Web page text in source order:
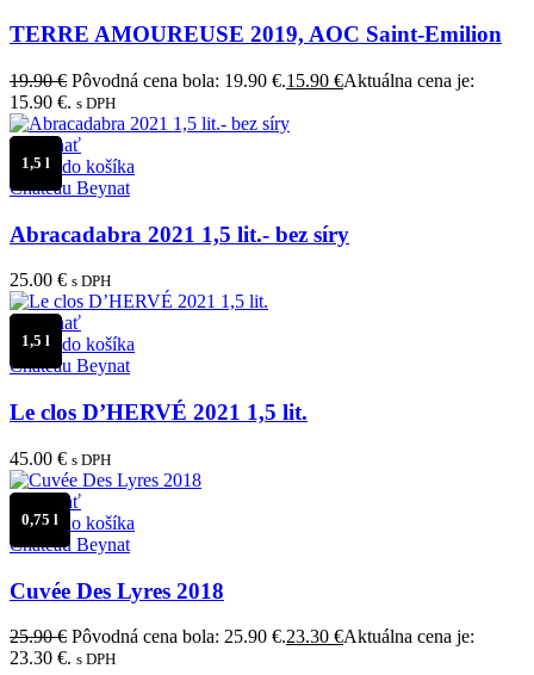
TERRE AMOUREUSE 2019, AOC Saint-Emilion
19.90€ Pôvodná cena bola: 19.90 €.15.90 €Aktuálna cena je:
15.90 €. s DPH
Porovnať
Pridať do košíka
Château Beynat
Abracadabra 2021 1,5 lit.- bez síry
25.00 € s DPH
1,5 l
Porovnať
Pridať do košíka
Château Beynat
Le clos D’HERVÉ 2021 1,5 lit.
45.00 € s DPH
1,5 l
Porovnať
Pridať do košíka
Château Beynat
Cuvée Des Lyres 2018
25.90€ Pôvodná cena bola: 25.90 €.23.30 €Aktuálna cena je:
23.30 €. s DPH
0,75 l